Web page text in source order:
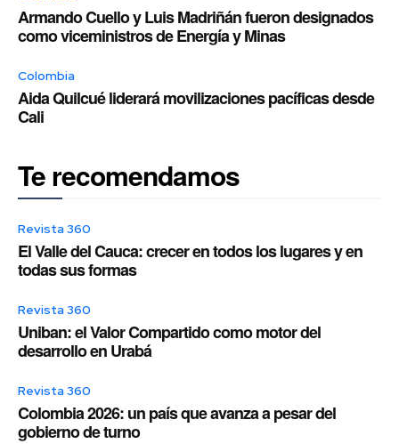
Armando Cuello y Luis Madriñán fueron designados
como viceministros de Energía y Minas
Colombia
Aida Quilcué liderará movilizaciones pacíficas desde
Cali
Te recomendamos
Revista 360
El Valle del Cauca: crecer en todos los lugares y en
todas sus formas
Revista 360
Uniban: el Valor Compartido como motor del
desarrollo en Urabá
Revista 360
Colombia 2026: un país que avanza a pesar del
gobierno de turno